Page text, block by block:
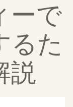
ーで
るた
説